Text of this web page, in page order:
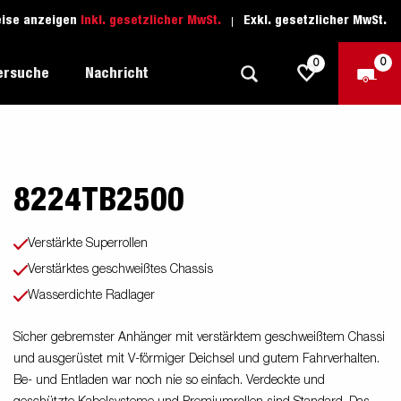
anzeigen Inkl. gesetzlicher MwSt. Exkl. gesetzlicher MwSt.
Freizeit-Anhänger
Anhänger für Autotransporte
Schwerlast-Anhänger
Wassersport-Anhänger
Fahrschule
1205 Limited Edition
Nachricht
0 0
8224TB2500
Verstärkte Superrollen
Verstärktes geschweißtes Chassis
Wasserdichte Radlager
Sicher gebremster Anhänger mit verstärktem geschweißtem Chassi
und ausgerüstet mit V-förmiger Deichsel und gutem Fahrverhalten.
Be- und Entladen war noch nie so einfach. Verdeckte und